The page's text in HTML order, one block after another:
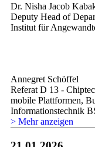
Dr. Nisha Jacob
Deputy Head of
Institut für
Annegret Schöffel
Referat D 13 -
mobile Plattformen,
Informationstechnik
> Mehr anzeigen